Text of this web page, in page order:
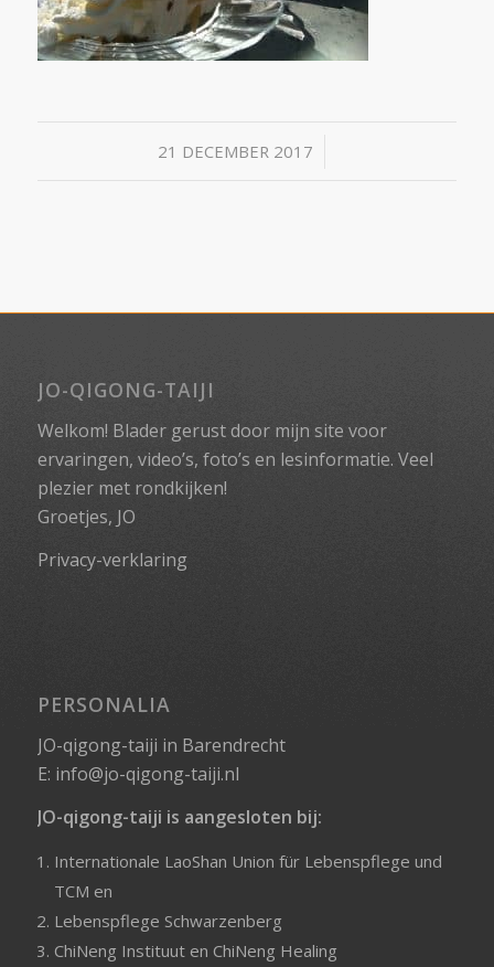
21 DECEMBER 2017
/
JO-QIGONG-TAIJI
Welkom! Blader gerust door mijn site voor
ervaringen, video’s, foto’s en lesinformatie. Veel
plezier met rondkijken!
Groetjes, JO
Privacy-verklaring
PERSONALIA
JO-qigong-taiji in Barendrecht
E: info@jo-qigong-taiji.nl
JO-qigong-taiji is aangesloten bij:
Internationale LaoShan Union für Lebenspflege und
TCM en
Lebenspflege Schwarzenberg
ChiNeng Instituuten ChiNeng Healing